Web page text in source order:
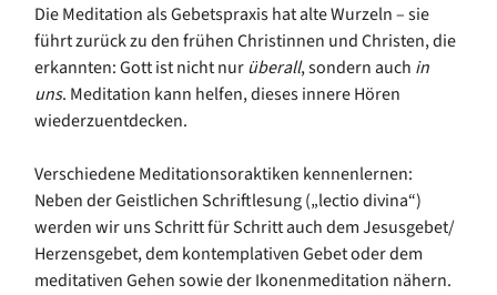
Die Meditation als Gebetspraxis hat alte Wurzeln – sie
führt zurück zu den frühen Christinnen und Christen, die
erkannten: Gott ist nicht nurüberall, sondern auch in
uns. Meditation kann helfen, dieses innere Hören
wiederzuentdecken.
Verschiedene Meditationsoraktiken kennenlernen:
Neben der Geistlichen Schriftlesung („lectio divina“)
werden wir uns Schritt für Schritt auch dem Jesusgebet/
Herzensgebet, dem kontemplativen Gebet oder dem
meditativen Gehen sowie der Ikonenmeditation nähern.